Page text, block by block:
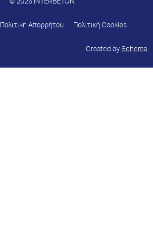
© 2026 INTERBETON
Πολιτική Απορρήτου Πολιτική Cookies
Created by Schema